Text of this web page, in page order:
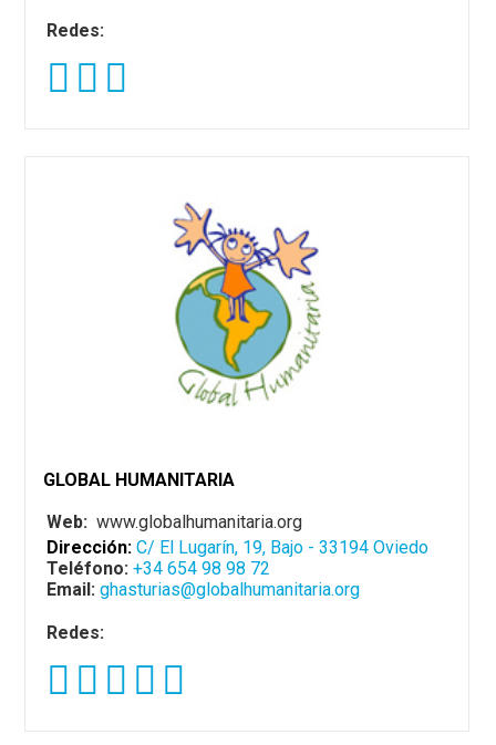
Redes:
GLOBAL HUMANITARIA
Web:www.globalhumanitaria.org
Dirección:C/ El Lugarín, 19, Bajo - 33194 Oviedo
Teléfono:+34 654 98 98 72
Email:ghasturias@globalhumanitaria.org
Redes: